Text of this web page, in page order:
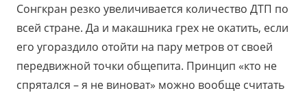
Сонгкран резко увеличивается количество ДТП по
всей стране. Да и макашника грех не окатить, если
его угораздило отойти на пару метров от своей
передвижной точки общепита. Принцип «кто не
спрятался – я не виноват» можно вообще считать